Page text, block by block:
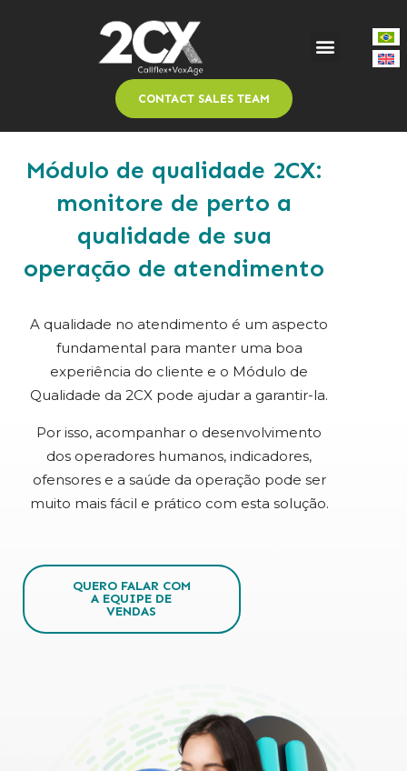
CONTACT SALES TEAM
Módulo de qualidade 2CX:
monitore de perto a
qualidade de sua
operação de atendimento
A qualidade no atendimento é um aspecto
fundamental para manter uma boa
experiência do cliente e o Módulo de
Qualidade da 2CX pode ajudar a garantir-la.
Por isso, acompanhar o desenvolvimento
dos operadores humanos, indicadores,
ofensores e a saúde da operação pode ser
muito mais fácil e prático com esta solução.
QUERO FALAR COM
A EQUIPE DE
VENDAS